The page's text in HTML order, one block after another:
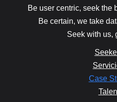
Be user centric, seek the
Be certain, we take
Seek with us,
Case